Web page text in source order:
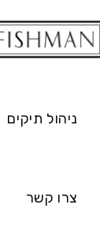
ניהול תיקים
צרו קשר